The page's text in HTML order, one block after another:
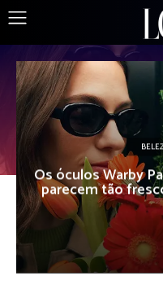
Os óculos Warby
parecem tão